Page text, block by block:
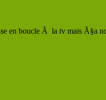
en boucle Ã la tv mais Ã§a